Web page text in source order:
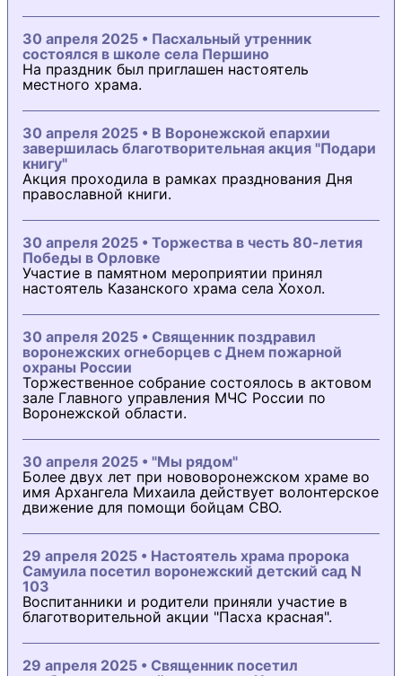
30 апреля 2025 • Пасхальный утренник
состоялся в школе села Першино
На праздник был приглашен настоятель
местного храма.
30 апреля 2025 • В Воронежской епархии
завершилась благотворительная акция "Подари
книгу"
Акция проходила в рамках празднования Дня
православной книги.
30 апреля 2025 • Торжества в честь 80-летия
Победы в Орловке
Участие в памятном мероприятии принял
настоятель Казанского храма села Хохол.
30 апреля 2025 • Священник поздравил
воронежских огнеборцев с Днем пожарной
охраны России
Торжественное собрание состоялось в актовом
зале Главного управления МЧС России по
Воронежской области.
30 апреля 2025 • "Мы рядом"
Более двух лет при нововоронежском храме во
имя Архангела Михаила действует волонтерское
движение для помощи бойцам СВО.
29 апреля 2025 • Настоятель храма пророка
Самуила посетил воронежский детский сад N
103
Воспитанники и родители приняли участие в
благотворительной акции "Пасха красная".
29 апреля 2025 • Священник посетил